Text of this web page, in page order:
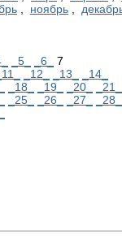
, ноябрь ,
_5_ _6_
7
_11_ _12_ _13_
_14_
_18_ _19_ _20_
_21_
_25_ _26_ _27_
_28_